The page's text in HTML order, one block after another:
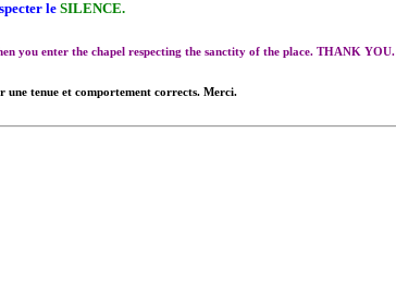
le SILENCE.
you enter the chapel respecting the sanctity of the place. THANK YOU.
une tenue et comportement corrects. Merci.